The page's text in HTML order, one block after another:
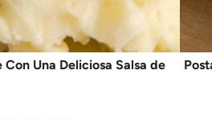
Una Deliciosa Salsa de